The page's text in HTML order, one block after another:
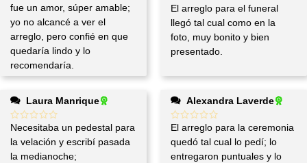
fue un amor, súper amable;
yo no alcancé a ver el
arreglo, pero confié en que
quedaría lindo y lo
recomendaría.
El arreglo para el funeral
llegó tal cual como en la
foto, muy bonito y bien
presentado.
Laura Manrique
Necesitaba un pedestal para
la velación y escribí pasada
la medianoche;
Alexandra Laverde
El arreglo para la ceremonia
quedó tal cual lo pedí; lo
entregaron puntuales y lo